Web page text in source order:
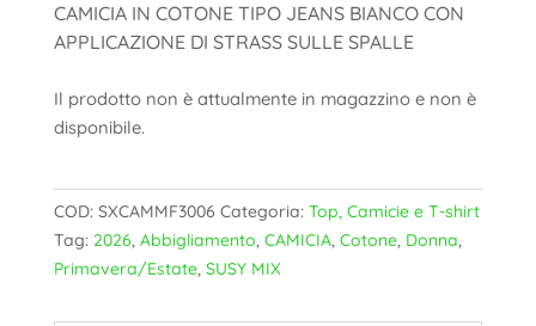
CAMICIA IN COTONE TIPO JEANS BIANCO CON
APPLICAZIONE DI STRASS SULLE SPALLE
Il prodotto non è attualmente in magazzino e non è
disponibile.
COD: SXCAMMF3006 Categoria: Top, Camicie e T-shirt
Tag: 2026, Abbigliamento, CAMICIA, Cotone, Donna,
Primavera/Estate, SUSY MIX